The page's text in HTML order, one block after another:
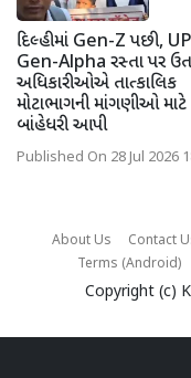
દિલ્હીમાં Gen-Z પછી,
Gen-Alpha રસ્તા પર
અધિકારીઓએ તાત્કાલિક
મોટાભાગની માંગણીઓ
બાંહેધરી આપી
Published On 28 Jul 2026
About Us Contact
Terms (Android)
Copyright (c)